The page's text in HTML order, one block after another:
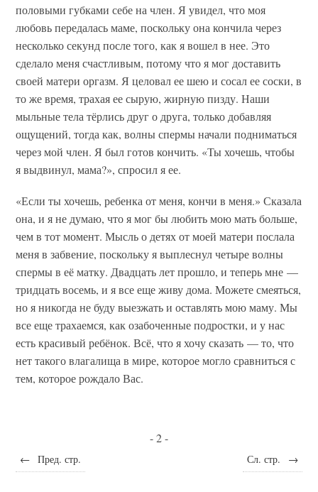
половыми губками себе на член. Я увидел, что моя
любовь передалась маме, поскольку она кончила через
несколько секунд после того, как я вошел в нее. Это
сделало меня счастливым, потому что я мог доставить
своей матери оргазм. Я целовал ее шею и сосал ее соски, в
то же время, трахая ее сырую, жирную пизду. Наши
мыльные тела тёрлись друг о друга, только добавляя
ощущений, тогда как, волны спермы начали подниматься
через мой член. Я был готов кончить. «Ты хочешь, чтобы
я выдвинул, мама?», спросил я ее.
«Если ты хочешь, ребенка от меня, кончи в меня.» Сказала
она, и я не думаю, что я мог бы любить мою мать больше,
чем в тот момент. Мысль о детях от моей матери послала
меня в забвение, поскольку я выплеснул четыре волны
спермы в её матку. Двадцать лет прошло, и теперь мне —
тридцать восемь, и я все еще живу дома. Можете смеяться,
но я никогда не буду выезжать и оставлять мою маму. Мы
все еще трахаемся, как озабоченные подростки, и у нас
есть красивый ребёнок. Всё, что я хочу сказать — то, что
нет такого влагалища в мире, которое могло сравниться с
тем, которое рождало Вас.
- 2 -
← Пред. стр. Сл. стр. →